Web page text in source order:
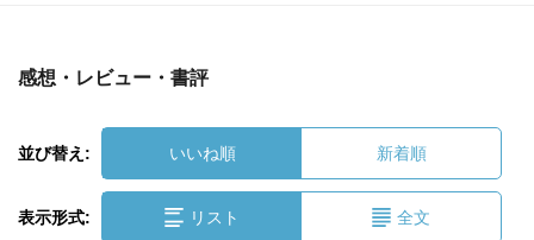
感想・レビュー・書評
並び替え: いいね順 新着順
表示形式: リスト 全文